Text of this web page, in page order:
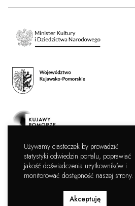
Filharmonia Pomorska jest instytucją
Kujawsko-Pomorskiego,
i Dziedzictwa Narodowego.
Copyright © Filharmonia Pomorska im.
Używamy ciasteczek by prowadzić
statystyki odwiedzin portalu, poprawiać
jakość doświadczenia użytkowników i
monitorować dostępność naszej strony.
Akceptuję